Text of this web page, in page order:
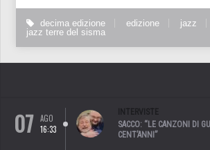
decima edizione edizione
jazz
jazz terre del sisma
07
AGO
16:33
INTERVISTE
SACCO: “LE CANZONI DI
CENT’ANNI”